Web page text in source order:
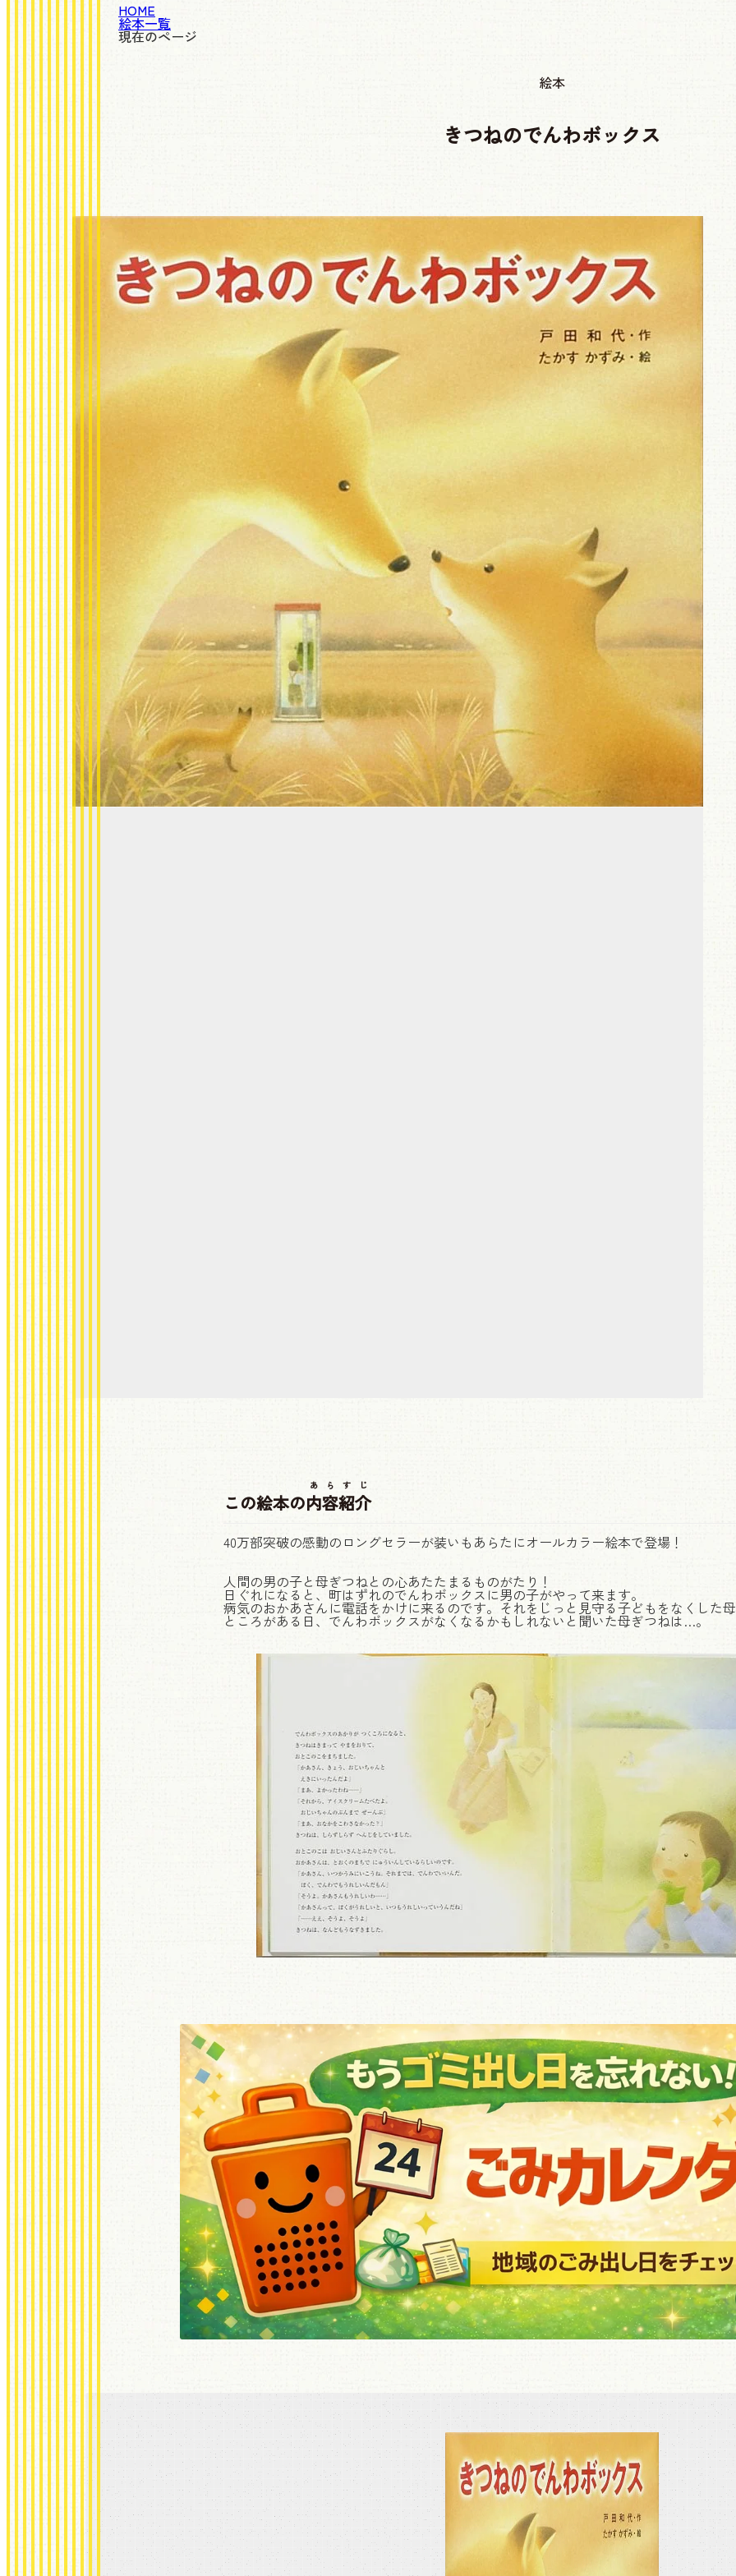
HOME
絵本一覧
現在のページ
絵本
きつねのでんわボックス
この絵本の内容紹介
あらすじ
40万部突破の感動のロングセラーが装いもあらたにオールカラー絵本で登場！
人間の男の子と母ぎつねとの心あたたまるものがたり！
日ぐれになると、町はずれのでんわボックスに男の子がやって来ます。
病気のおかあさんに電話をかけに来るのです。それをじっと見守る子どもをなくした
ところがある日、でんわボックスがなくなるかもしれないと聞いた母ぎつねは…。